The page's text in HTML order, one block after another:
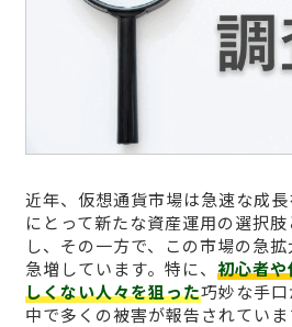
近年、仮想通貨市場は急速な成
にとって新たな資産運用の選択
し、その一方で、この市場の急
急増しています。特に、 初心者
しくない人々を狙った巧妙な手
中で多くの被害が報告されていま